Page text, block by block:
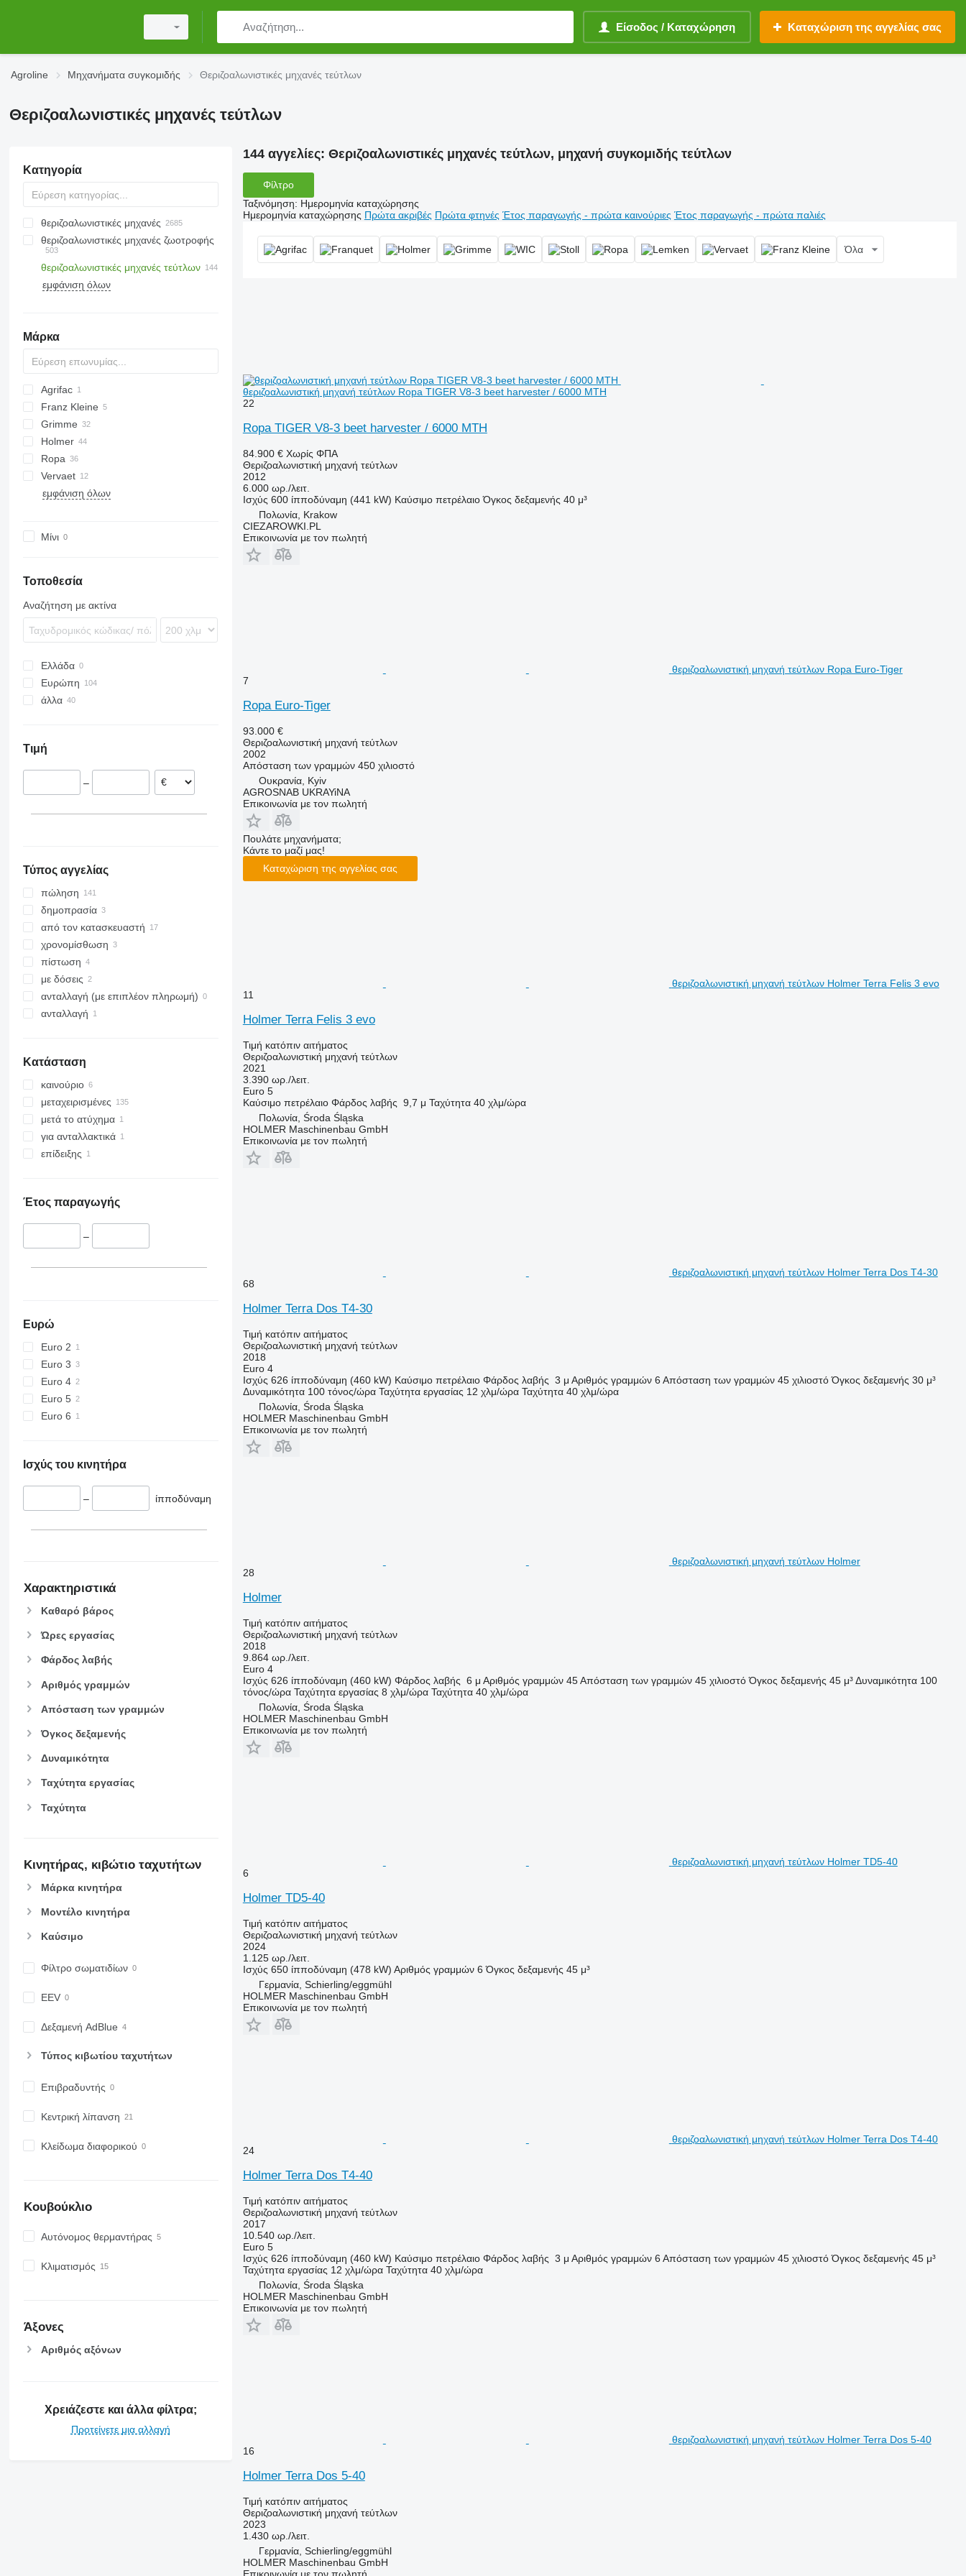
Είσοδος / Καταχώρηση Καταχώριση της αγγελίας σας
Agroline Μηχανήματα συγκομιδής Θεριζοαλωνιστικές μηχανές τεύτλων
Θεριζοαλωνιστικές μηχανές τεύτλων
Κατηγορία
θεριζοαλωνιστικές μηχανές
θεριζοαλωνιστικές μηχανές ζωοτροφής
θεριζοαλωνιστικές μηχανές τεύτλων
εμφάνιση όλων
Μάρκα
Agrifac
Franz Kleine
RL
SF
Grimme
EVO
MAXTRON
REXOR
Holmer
TV
Terra
Ropa
Maus
Panther
V-series
Vervaet
617
εμφάνιση όλων
Μίνι
Τοποθεσία
Αναζήτηση με ακτίνα
Ελλάδα
Ευρώπη
Λιθουανία
Μεγάλη Βρετανία
άλλα
Τιμή
–
Τύπος αγγελίας
πώληση
δημοπρασία
από τον κατασκευαστή
χρονομίσθωση
πίστωση
με δόσεις
ανταλλαγή (με επιπλέον πληρωμή)
ανταλλαγή
Κατάσταση
καινούριο
μεταχειρισμένες
μετά το ατύχημα
για ανταλλακτικά
επίδειξης
Έτος παραγωγής
–
Ευρώ
Euro 2
Euro 3
Euro 4
Euro 5
Euro 6
Ισχύς του κινητήρα
– ίπποδύναμη
Χαρακτηριστικά
Καθαρό βάρος
Ώρες εργασίας
Φάρδος λαβής
Αριθμός γραμμών
Απόσταση των γραμμών
Όγκος δεξαμενής
Δυναμικότητα
Ταχύτητα εργασίας
Ταχύτητα
Κινητήρας, κιβώτιο ταχυτήτων
Μάρκα κινητήρα
Μοντέλο κινητήρα
Καύσιμο
Φίλτρο σωματιδίων
EEV
Δεξαμενή AdBlue
Τύπος κιβωτίου ταχυτήτων
Επιβραδυντής
Κεντρική λίπανση
Κλείδωμα διαφορικού
Κουβούκλιο
Αυτόνομος θερμαντήρας
Κλιματισμός
Άξονες
Αριθμός αξόνων
Χρειάζεστε και άλλα φίλτρα;
Προτείνετε μια αλλαγή
144 αγγελίες: Θεριζοαλωνιστικές μηχανές τεύτλων, μηχανή συγκομιδής τεύτλων
Φίλτρο
Ταξινόμηση: Ημερομηνία καταχώρησης
Ημερομηνία καταχώρησης Πρώτα ακριβές Πρώτα φτηνές Έτος παραγωγής - πρώτα καινούριες Έτος παραγωγής - πρώτα παλιές
Όλα
θεριζοαλωνιστική μηχανή τεύτλων Ropa TIGER V8-3 beet harvester / 6000 MTH
22
Ropa TIGER V8-3 beet harvester / 6000 MTH
84.900 € Χωρίς ΦΠΑ
Θεριζοαλωνιστική μηχανή τεύτλων
2012
6.000 ωρ./λειτ.
Ισχύς 600 ίπποδύναμη (441 kW) Καύσιμο πετρέλαιο Όγκος δεξαμενής 40 μ³
Πολωνία, Krakow
CIEZAROWKI.PL
Επικοινωνία με τον πωλητή
θεριζοαλωνιστική μηχανή τεύτλων Ropa Euro-Tiger
7
Ropa Euro-Tiger
93.000 €
Θεριζοαλωνιστική μηχανή τεύτλων
2002
Απόσταση των γραμμών 450 χιλιοστό
Ουκρανία, Kyiv
AGROSNAB UKRAYiNA
Επικοινωνία με τον πωλητή
Πουλάτε μηχανήματα;
Κάντε το μαζί μας!
Καταχώριση της αγγελίας σας
θεριζοαλωνιστική μηχανή τεύτλων Holmer Terra Felis 3 evo
11
Holmer Terra Felis 3 evo
Τιμή κατόπιν αιτήματος
Θεριζοαλωνιστική μηχανή τεύτλων
2021
3.390 ωρ./λειτ.
Euro 5
Καύσιμο πετρέλαιο Φάρδος λαβής 9,7 μ Ταχύτητα 40 χλμ/ώρα
Πολωνία, Środa Śląska
HOLMER Maschinenbau GmbH
Επικοινωνία με τον πωλητή
θεριζοαλωνιστική μηχανή τεύτλων Holmer Terra Dos T4-30
68
Holmer Terra Dos T4-30
Τιμή κατόπιν αιτήματος
Θεριζοαλωνιστική μηχανή τεύτλων
2018
Euro 4
Ισχύς 626 ίπποδύναμη (460 kW) Καύσιμο πετρέλαιο Φάρδος λαβής 3 μ Αριθμός γραμμών 6 Απόσταση των γραμμών 45 χιλιοστό Όγκος δεξαμενής 30 μ³
Δυναμικότητα 100 τόνος/ώρα Ταχύτητα εργασίας 12 χλμ/ώρα Ταχύτητα 40 χλμ/ώρα
Πολωνία, Środa Śląska
HOLMER Maschinenbau GmbH
Επικοινωνία με τον πωλητή
θεριζοαλωνιστική μηχανή τεύτλων Holmer
28
Holmer
Τιμή κατόπιν αιτήματος
Θεριζοαλωνιστική μηχανή τεύτλων
2018
9.864 ωρ./λειτ.
Euro 4
Ισχύς 626 ίπποδύναμη (460 kW) Φάρδος λαβής 6 μ Αριθμός γραμμών 45 Απόσταση των γραμμών 45 χιλιοστό Όγκος δεξαμενής 45 μ³ Δυναμικότητα 100
τόνος/ώρα Ταχύτητα εργασίας 8 χλμ/ώρα Ταχύτητα 40 χλμ/ώρα
Πολωνία, Środa Śląska
HOLMER Maschinenbau GmbH
Επικοινωνία με τον πωλητή
θεριζοαλωνιστική μηχανή τεύτλων Holmer TD5-40
6
Holmer TD5-40
Τιμή κατόπιν αιτήματος
Θεριζοαλωνιστική μηχανή τεύτλων
2024
1.125 ωρ./λειτ.
Ισχύς 650 ίπποδύναμη (478 kW) Αριθμός γραμμών 6 Όγκος δεξαμενής 45 μ³
Γερμανία, Schierling/eggmühl
HOLMER Maschinenbau GmbH
Επικοινωνία με τον πωλητή
θεριζοαλωνιστική μηχανή τεύτλων Holmer Terra Dos T4-40
24
Holmer Terra Dos T4-40
Τιμή κατόπιν αιτήματος
Θεριζοαλωνιστική μηχανή τεύτλων
2017
10.540 ωρ./λειτ.
Euro 5
Ισχύς 626 ίπποδύναμη (460 kW) Καύσιμο πετρέλαιο Φάρδος λαβής 3 μ Αριθμός γραμμών 6 Απόσταση των γραμμών 45 χιλιοστό Όγκος δεξαμενής 45 μ³
Ταχύτητα εργασίας 12 χλμ/ώρα Ταχύτητα 40 χλμ/ώρα
Πολωνία, Środa Śląska
HOLMER Maschinenbau GmbH
Επικοινωνία με τον πωλητή
θεριζοαλωνιστική μηχανή τεύτλων Holmer Terra Dos 5-40
16
Holmer Terra Dos 5-40
Τιμή κατόπιν αιτήματος
Θεριζοαλωνιστική μηχανή τεύτλων
2023
1.430 ωρ./λειτ.
Γερμανία, Schierling/eggmühl
HOLMER Maschinenbau GmbH